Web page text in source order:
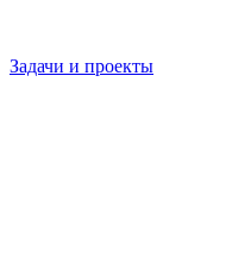
Задачи и проекты